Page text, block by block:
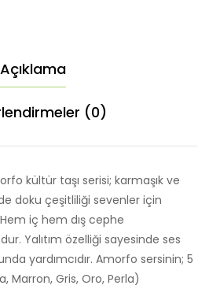
Açıklama
(0)
kültür taşı serisi; karmaşık ve
doku çeşitliliği sevenler için
iç hem dış cephe
Yalıtım özelliği sayesinde ses
yardımcıdır. Amorfo sersinin; 5
Gris, Oro, Perla)